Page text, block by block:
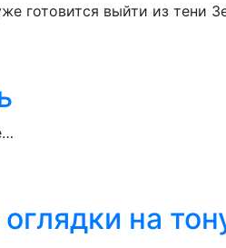
готовится выйти из тени
на